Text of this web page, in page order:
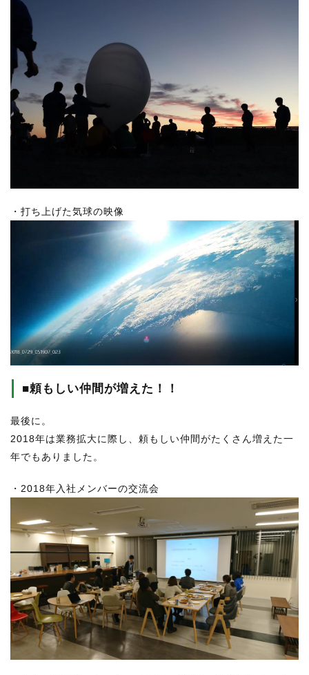
・打ち上げた気球の映像
■頼もしい仲間が増えた！！
最後に。
2018年は業務拡大に際し、頼もしい仲間がたくさん増えた一
年でもありました。
・2018年入社メンバーの交流会